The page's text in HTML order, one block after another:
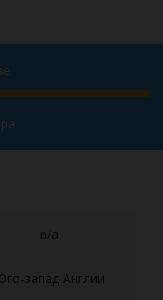
n/a
запад Англии